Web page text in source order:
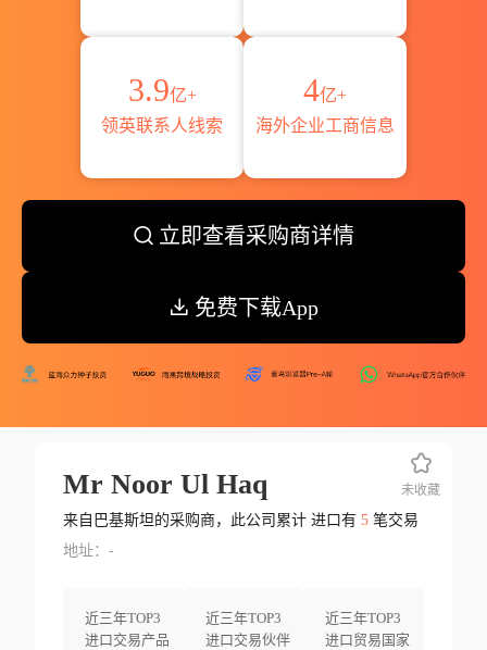
3.9亿+
领英联系人线索
4亿+
海外企业工商信息
立即查看采购商详情
免费下载App
Mr Noor Ul Haq
来自巴基斯坦的采购商，此公司累计 进口有 5笔交易
地址：-
近三年TOP3
进口交易产品
近三年TOP3
进口交易伙伴
近三年TOP3
进口贸易国家
未收藏